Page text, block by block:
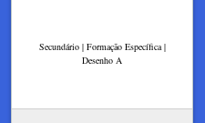
Secundário | Formação Específica |
Desenho A